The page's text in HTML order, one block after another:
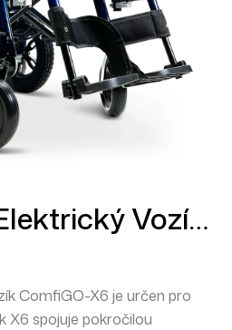
Vozík
ComfiGO-X6 je určen pro
X6 spojuje pokročilou